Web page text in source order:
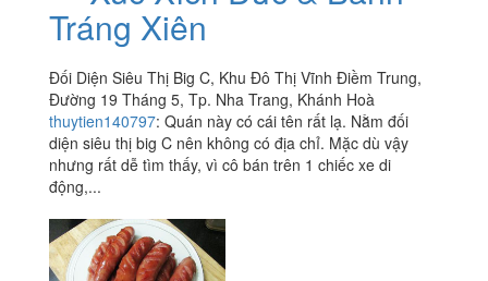
3.0 / 5Xúc Xích Đức & Bánh
Tráng Xiên
Đối Diện Siêu Thị Big C, Khu Đô Thị Vĩnh Điềm Trung,
Đường 19 Tháng 5, Tp. Nha Trang, Khánh Hoà
thuytien140797:Quán này có cái tên rất lạ. Nằm đối
diện siêu thị big C nên không có địa chỉ. Mặc dù vậy
nhưng rất dễ tìm thấy, vì cô bán trên 1 chiếc xe di